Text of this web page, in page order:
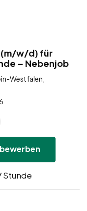
w/d) für
– Nebenjob
Westfalen,
Stunde